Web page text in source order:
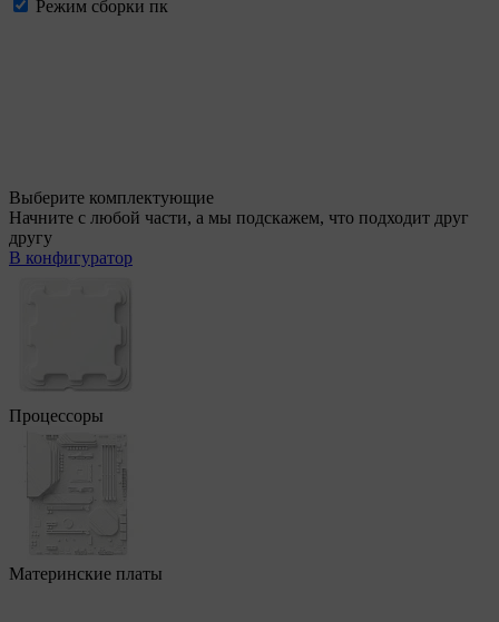
Режим сборки пк
Выберите комплектующие
Начните с любой части, а мы подскажем, что подходит друг
другу
В конфигуратор
Процессоры
Материнские платы